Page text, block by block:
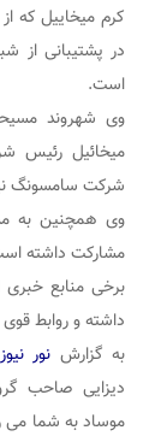
کرم میخاییل که
در پشتیبانی از
است.
میخائیل رئیس
شرکت سامسونگ
وی همچنین به
مشارکت داشته
برخی منابع خبری
داشته و روابط قوی
به گزارش نور نیوز
دیزایی صاحب
موساد به شما می